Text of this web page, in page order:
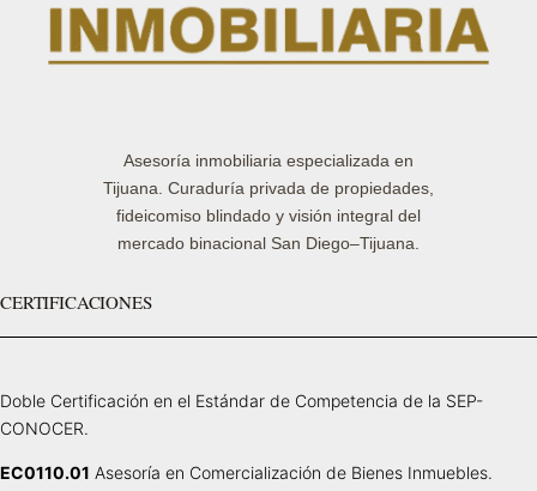
Asesoría inmobiliaria especializada en
Tijuana. Curaduría privada de propiedades,
fideicomiso blindado y visión integral del
mercado binacional San Diego–Tijuana.
CERTIFICACIONES
Doble Certificación en el Estándar de Competencia de la SEP-
CONOCER.
EC0110.01 Asesoría en Comercialización de Bienes Inmuebles.